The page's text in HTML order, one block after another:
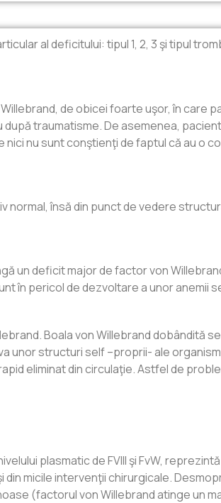
al deficitului: tipul 1, 2, 3 şi tipul
de obicei foarte uşor, în care
traumatisme. De asemenea,
nu sunt conştienţi de faptul că au o
însă din punct de vedere
un deficit major de factor von
în pericol de dezvoltare a unor anemii
Boala von Willebrand dobândită
unor structuri self –proprii- ale
eliminat din circulaţie. Astfel de
plasmatic de FVIII şi FvW,
micile intervenţii chirurgicale.
(factorul von Willebrand atinge un